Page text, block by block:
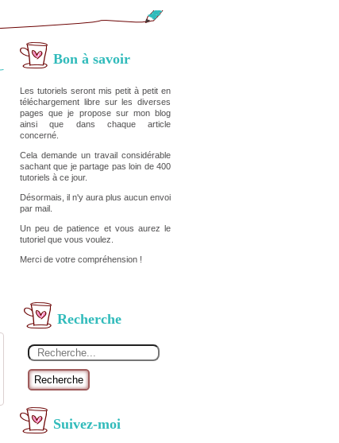
Bon à savoir
Les tutoriels seront mis petit à petit en
téléchargement libre sur les diverses
pages que je propose sur mon blog
ainsi que dans chaque article
concerné.
Cela demande un travail considérable
sachant que je partage pas loin de 400
tutoriels à ce jour.
Désormais, il n'y aura plus aucun envoi
par mail.
Un peu de patience et vous aurez le
tutoriel que vous voulez.
Merci de votre compréhension !
Recherche
Recherche
Suivez-moi